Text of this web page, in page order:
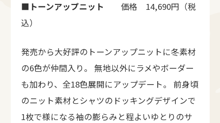
■トーンアップニット 価格 14,690円（税
込）
発売から大好評のトーンアップニットに冬素材
の6色が仲間入り。 無地以外にラメやボーダー
も加わり、全18色展開にアップデート。 前身頃
のニット素材とシャツのドッキングデザインで
1枚で様になる袖の膨らみと程よいゆとりのサ